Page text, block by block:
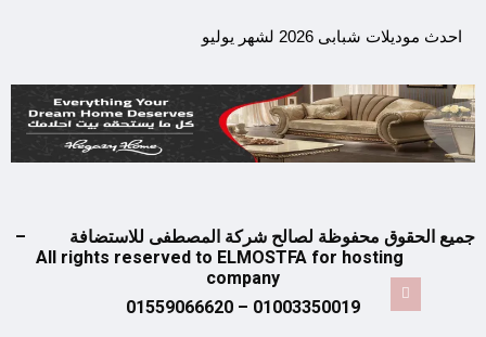
احدث موديلات شبابى 2026 لشهر يوليو
جميع الحقوق محفوظة لصالح شركة المصطفى للاستضافة –
All rights reserved to ELMOSTFA for hosting
company
01003350019 – 01559066620